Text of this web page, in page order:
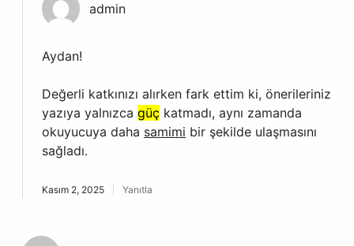
admin
Aydan!
Değerli katkınızı alırken fark ettim ki, önerileriniz
yazıya yalnızca güç katmadı, aynı zamanda
okuyucuya daha samimi bir şekilde ulaşmasını
sağladı.
Kasım 2, 2025 Yanıtla